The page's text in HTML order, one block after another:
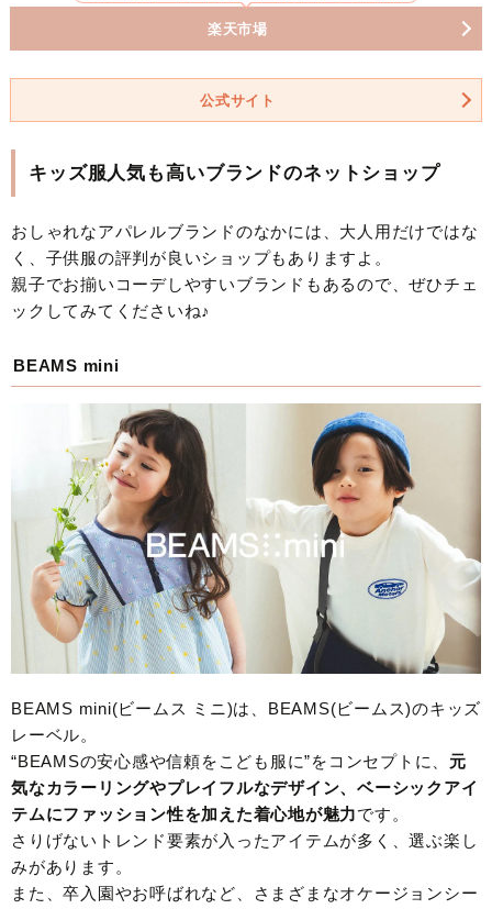
楽天市場
公式サイト
キッズ服人気も高いブランドのネットショップ
おしゃれなアパレルブランドのなかには、大人用だけではな
く、子供服の評判が良いショップもありますよ。
親子でお揃いコーデしやすいブランドもあるので、ぜひチェ
ックしてみてくださいね♪
BEAMS mini
BEAMS mini(ビームス ミニ)は、BEAMS(ビームス)のキッズ
レーベル。
“BEAMSの安心感や信頼をこども服に”をコンセプトに、 元
気なカラーリングやプレイフルなデザイン、ベーシックアイ
テムにファッション性を加えた着心地が魅力です。
さりげないトレンド要素が入ったアイテムが多く、選ぶ楽し
みがあります。
また、卒入園やお呼ばれなど、さまざまなオケージョンシー